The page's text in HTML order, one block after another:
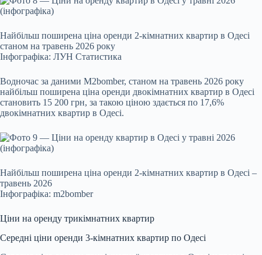
Найбільш поширена ціна оренди 2-кімнатних квартир в Одесі
станом на травень 2026 року
Інфографіка: ЛУН Статистика
Водночас за даними M2bomber, станом на травень 2026 року
найбільш поширена ціна оренди двокімнатних квартир в Одесі
становить 15 200 грн, за такою ціною здається по 17,6%
двокімнатних квартир в Одесі.
Найбільш поширена ціна оренди 2-кімнатних квартир в Одесі –
травень 2026
Інфографіка: m2bomber
Ціни на оренду трикімнатних квартир
Середні ціни оренди 3-кімнатних квартир по Одесі